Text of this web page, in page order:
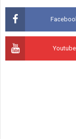
Youtube